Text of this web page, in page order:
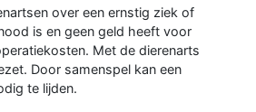
over een ernstig ziek of
is en geen geld heeft voor
Met de dierenarts
Door samenspel kan een
te lijden.